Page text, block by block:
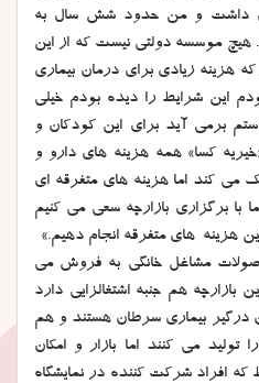
داشت و من حدود شش سال به
موسسه دولتی نیست که از این
هزینه زیادی برای درمان بیماری
این شرایط را دیده بودم خیلی
برمی آید برای این کودکان و
کسا» همه هزینه های دارو و
می کند اما هزینه های متفرقه ای
برگزاری بازارچه سعی می کنیم
هزینه های متفرقه انجام دهیم.»
مشاغل خانگی به فروش می
بازارچه هم جنبه اشتغالزایی دارد
درگیر بیماری سرطان هستند و هم
تولید می کنند اما بازار و امکان
افراد شرکت کننده در نمایشگاه